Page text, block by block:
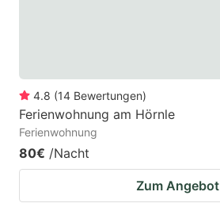
4.8 (14 Bewertungen)
Ferienwohnung am Hörnle
Ferienwohnung
80€ /Nacht
Zum Angebot